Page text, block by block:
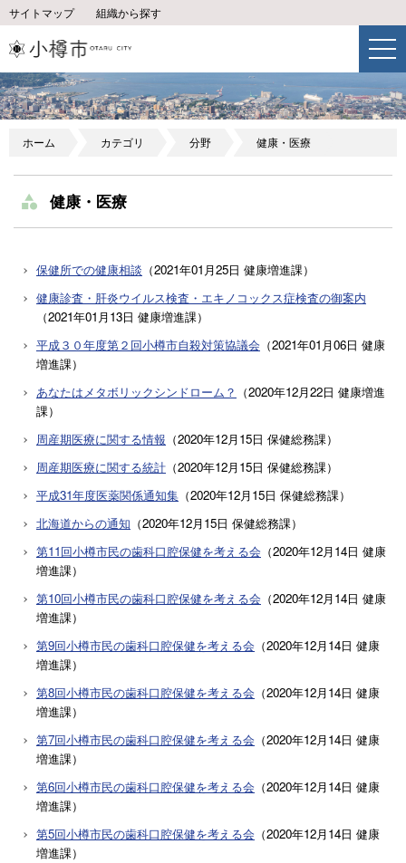
サイトマップ 組織から探す
ホーム カテゴリ 分野 健康・医療
健康・医療
保健所での健康相談 （2021年01月25日 健康増進課）
健康診査・肝炎ウイルス検査・エキノコックス症検査の御案内
（2021年01月13日 健康増進課）
平成３０年度第２回小樽市自殺対策協議会 （2021年01月06日 健康
増進課）
あなたはメタボリックシンドローム？ （2020年12月22日 健康増進
課）
周産期医療に関する情報 （2020年12月15日 保健総務課）
周産期医療に関する統計 （2020年12月15日 保健総務課）
平成31年度医薬関係通知集 （2020年12月15日 保健総務課）
北海道からの通知 （2020年12月15日 保健総務課）
第11回小樽市民の歯科口腔保健を考える会 （2020年12月14日 健康
増進課）
第10回小樽市民の歯科口腔保健を考える会 （2020年12月14日 健康
増進課）
第9回小樽市民の歯科口腔保健を考える会 （2020年12月14日 健康
増進課）
第8回小樽市民の歯科口腔保健を考える会 （2020年12月14日 健康
増進課）
第7回小樽市民の歯科口腔保健を考える会 （2020年12月14日 健康
増進課）
第6回小樽市民の歯科口腔保健を考える会 （2020年12月14日 健康
増進課）
第5回小樽市民の歯科口腔保健を考える会 （2020年12月14日 健康
増進課）